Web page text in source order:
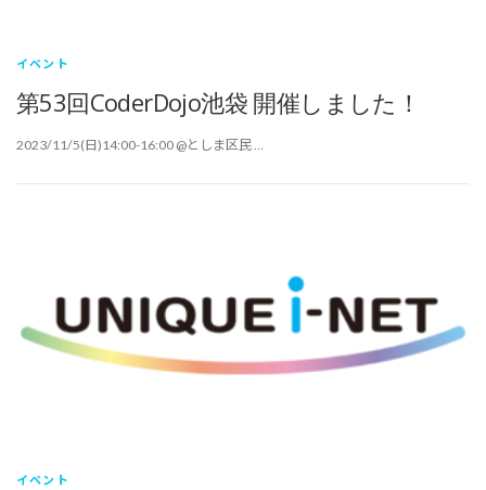
イベント
第53回CoderDojo池袋 開催しました！
2023/11/5(日)14:00-16:00 @としま区民 …
イベント